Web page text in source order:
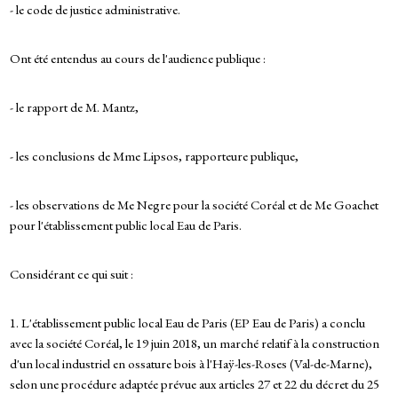
- le code de justice administrative.
Ont été entendus au cours de l'audience publique :
- le rapport de M. Mantz,
- les conclusions de Mme Lipsos, rapporteure publique,
- les observations de Me Negre pour la société Coréal et de Me Goachet
pour l'établissement public local Eau de Paris.
Considérant ce qui suit :
1. L'établissement public local Eau de Paris (EP Eau de Paris) a conclu
avec la société Coréal, le 19 juin 2018, un marché relatif à la construction
d'un local industriel en ossature bois à l'Haÿ-les-Roses (Val-de-Marne),
selon une procédure adaptée prévue aux articles 27 et 22 du décret du 25